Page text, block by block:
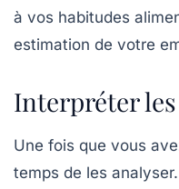
à vos habitudes
estimation de votre
Interpréter
Une fois que vous
temps de les